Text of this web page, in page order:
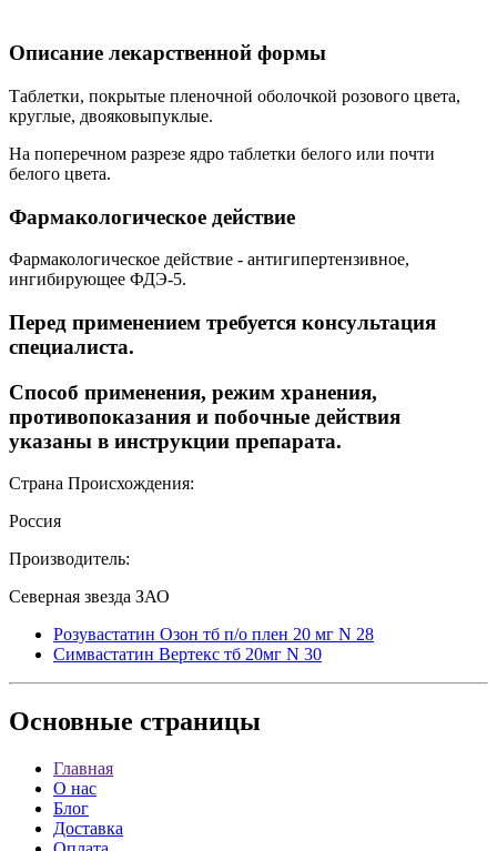
Описание лекарственной формы
Таблетки, покрытые пленочной оболочкой розового цвета,
круглые, двояковыпуклые.
На поперечном разрезе ядро таблетки белого или почти
белого цвета.
Фармакологическое действие
Фармакологическое действие - антигипертензивное,
ингибирующее ФДЭ-5.
Перед применением требуется консультация
специалиста.
Способ применения, режим хранения,
противопоказания и побочные действия
указаны в инструкции препарата.
Страна Происхождения:
Россия
Производитель:
Северная звезда ЗАО
Розувастатин Озон тб п/о плен 20 мг N 28
Симвастатин Вертекс тб 20мг N 30
Основные страницы
Главная
О нас
Блог
Доставка